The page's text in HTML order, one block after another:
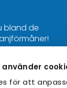
för att
bland de
Bra att